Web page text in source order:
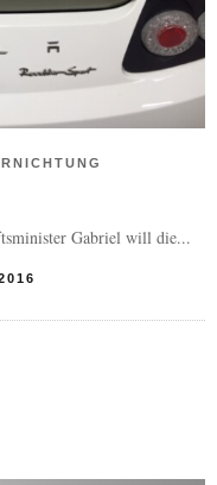
Gabriel will die...